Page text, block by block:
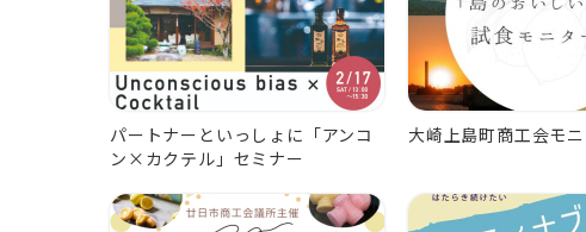
パートナーといっしょに「アンコ
ン×カクテル」セミナー
大崎上島町商工会モ